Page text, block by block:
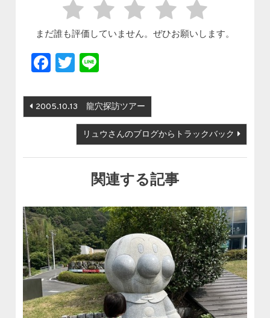
まだ誰も評価していません。ぜひお願いします。
Facebook
Twitter
投稿ナビゲーション
2005.10.13 龍穴探訪ツアー
リュウさんのブログからトラックバック
関連する記事